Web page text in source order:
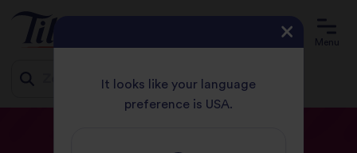
Menu
It looks like your language
preference is USA.